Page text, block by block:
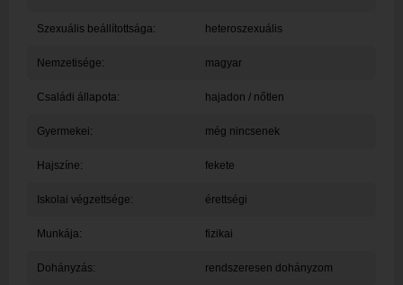
Szexuális beállítottsága: heteroszexuális
Nemzetisége: magyar
Családi állapota: hajadon / nőtlen
Gyermekei: még nincsenek
Hajszíne: fekete
Iskolai végzettsége: érettségi
Munkája: fizikai
Dohányzás: rendszeresen dohányzom